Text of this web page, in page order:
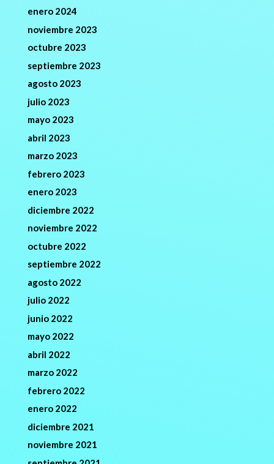
enero 2024
noviembre 2023
octubre 2023
septiembre 2023
agosto 2023
julio 2023
mayo 2023
abril 2023
marzo 2023
febrero 2023
enero 2023
diciembre 2022
noviembre 2022
octubre 2022
septiembre 2022
agosto 2022
julio 2022
junio 2022
mayo 2022
abril 2022
marzo 2022
febrero 2022
enero 2022
diciembre 2021
noviembre 2021